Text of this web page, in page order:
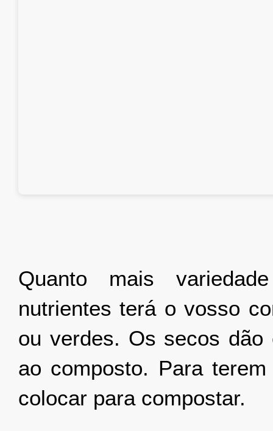
Quanto mais
nutrientes terá o vosso
ou verdes. Os secos
ao composto. Para
colocar para compostar.